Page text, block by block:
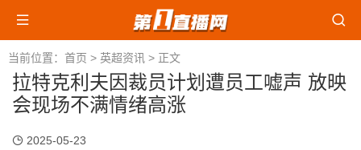
当前位置： 首页 > 英超资讯 > 正文
拉特克利夫因裁员计划遭员工嘘声 放映
会现场不满情绪高涨
2025-05-23